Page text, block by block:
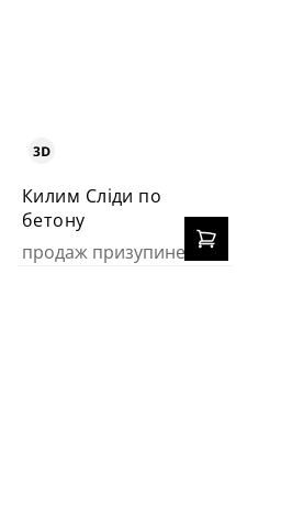
Килим Сліди по
бетону
продаж призупинено